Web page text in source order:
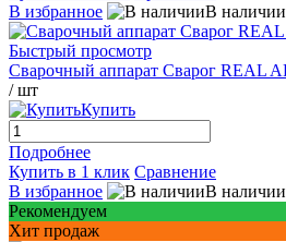
В избранное
В наличии
Быстрый просмотр
Сварочный аппарат Сварог REAL
/ шт
Купить
Подробнее
Купить в 1 клик Сравнение
В избранное
В наличии
Рекомендуем
Хит продаж